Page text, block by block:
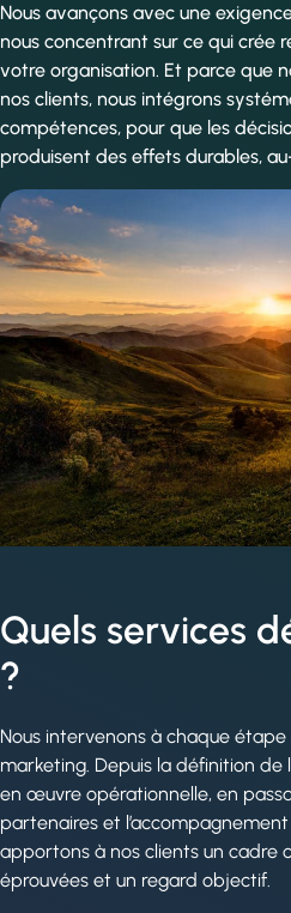
Nous avançons avec une
nous concentrant sur ce qui crée
votre organisation. Et parce que
nos clients, nous intégrons
compétences, pour que les
produisent des effets durables,
Quels services
?
Nous intervenons à chaque
marketing. Depuis la définition de
en œuvre opérationnelle, en
partenaires et
apportons à nos clients un cadre
éprouvées et un regard objectif.